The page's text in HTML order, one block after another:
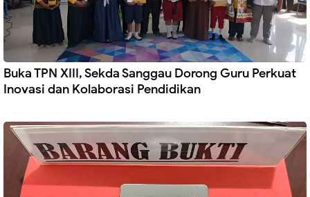
Buka TPN XIII, Sekda Sanggau Dorong Guru Perkuat
Inovasi dan Kolaborasi Pendidikan